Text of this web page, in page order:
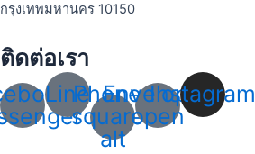
กรุงเทพมหานคร 10150
ติดต่อเรา
LinePhone-
square-
alt
Envelope-
open
Instagram